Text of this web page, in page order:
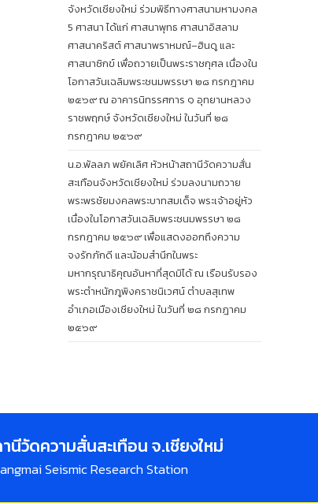
จังหวัดเชียงใหม่ ร่วมพิธีทางศาสนามหามงคล
5 ศาสนา ได้แก่ ศาสนาพุทธ ศาสนาอิสลาม
ศาสนาคริสต์ ศาสนาพราหมณ์–ฮินดู และ
ศาสนาซิกข์ เพื่อถวายเป็นพระราชกุศล เนื่องใน
โอกาสวันเฉลิมพระชนมพรรษา ๒๘ กรกฎาคม
๒๕๖๙ ณ อาคารนิทรรศการ ๑ อุทยานหลวง
ราชพฤกษ์ จังหวัดเชียงใหม่ ในวันที่ ๒๘
กรกฎาคม ๒๕๖๙
น.อ.พัลลภ พยัคเลิศ หัวหน้าสถานีวัดความสั่น
สะเทือนจังหวัดเชียงใหม่ ร่วมลงนามถวาย
พระพรชัยมงคลพระบาทสมเด็จ พระเจ้าอยู่หัว
เนื่องในโอกาสวันเฉลิมพระชนมพรรษา ๒๘
กรกฎาคม ๒๕๖๙ เพื่อแสดงออกถึงความ
จงรักภักดี และน้อมสำนึกในพระ
มหากรุณาธิคุณอันหาที่สุดมิได้ ณ เรือนรับรอง
พระตำหนักภูพิงคราชนิเวศน์ ตำบลสุเทพ
อำเภอเมืองเชียงใหม่ ในวันที่ ๒๘ กรกฎาคม
๒๕๖๙
นีวัดความสั่นสะเทือน จ.เชียงใหม่
Seismic Research Station